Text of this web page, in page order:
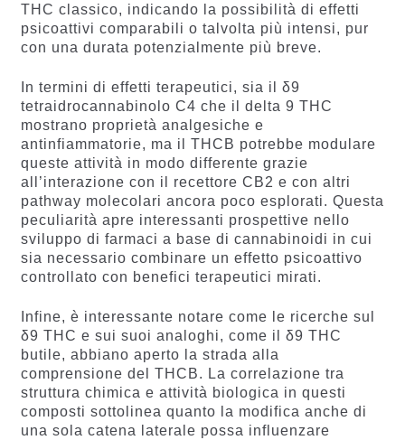
THC classico, indicando la possibilità di effetti
psicoattivi comparabili o talvolta più intensi, pur
con una durata potenzialmente più breve.
In termini di effetti terapeutici, sia il δ9
tetraidrocannabinolo C4 che il delta 9 THC
mostrano proprietà analgesiche e
antinfiammatorie, ma il THCB potrebbe modulare
queste attività in modo differente grazie
all’interazione con il recettore CB2 e con altri
pathway molecolari ancora poco esplorati. Questa
peculiarità apre interessanti prospettive nello
sviluppo di farmaci a base di cannabinoidi in cui
sia necessario combinare un effetto psicoattivo
controllato con benefici terapeutici mirati.
Infine, è interessante notare come le ricerche sul
δ9 THC e sui suoi analoghi, come il δ9 THC
butile, abbiano aperto la strada alla
comprensione del THCB. La correlazione tra
struttura chimica e attività biologica in questi
composti sottolinea quanto la modifica anche di
una sola catena laterale possa influenzare